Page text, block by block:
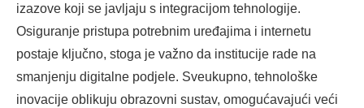
izazove koji se javljaju s integracijom tehnologije.
Osiguranje pristupa potrebnim uređajima i internetu
postaje ključno, stoga je važno da institucije rade na
smanjenju digitalne podjele. Sveukupno, tehnološke
inovacije oblikuju obrazovni sustav, omogućavajući veći